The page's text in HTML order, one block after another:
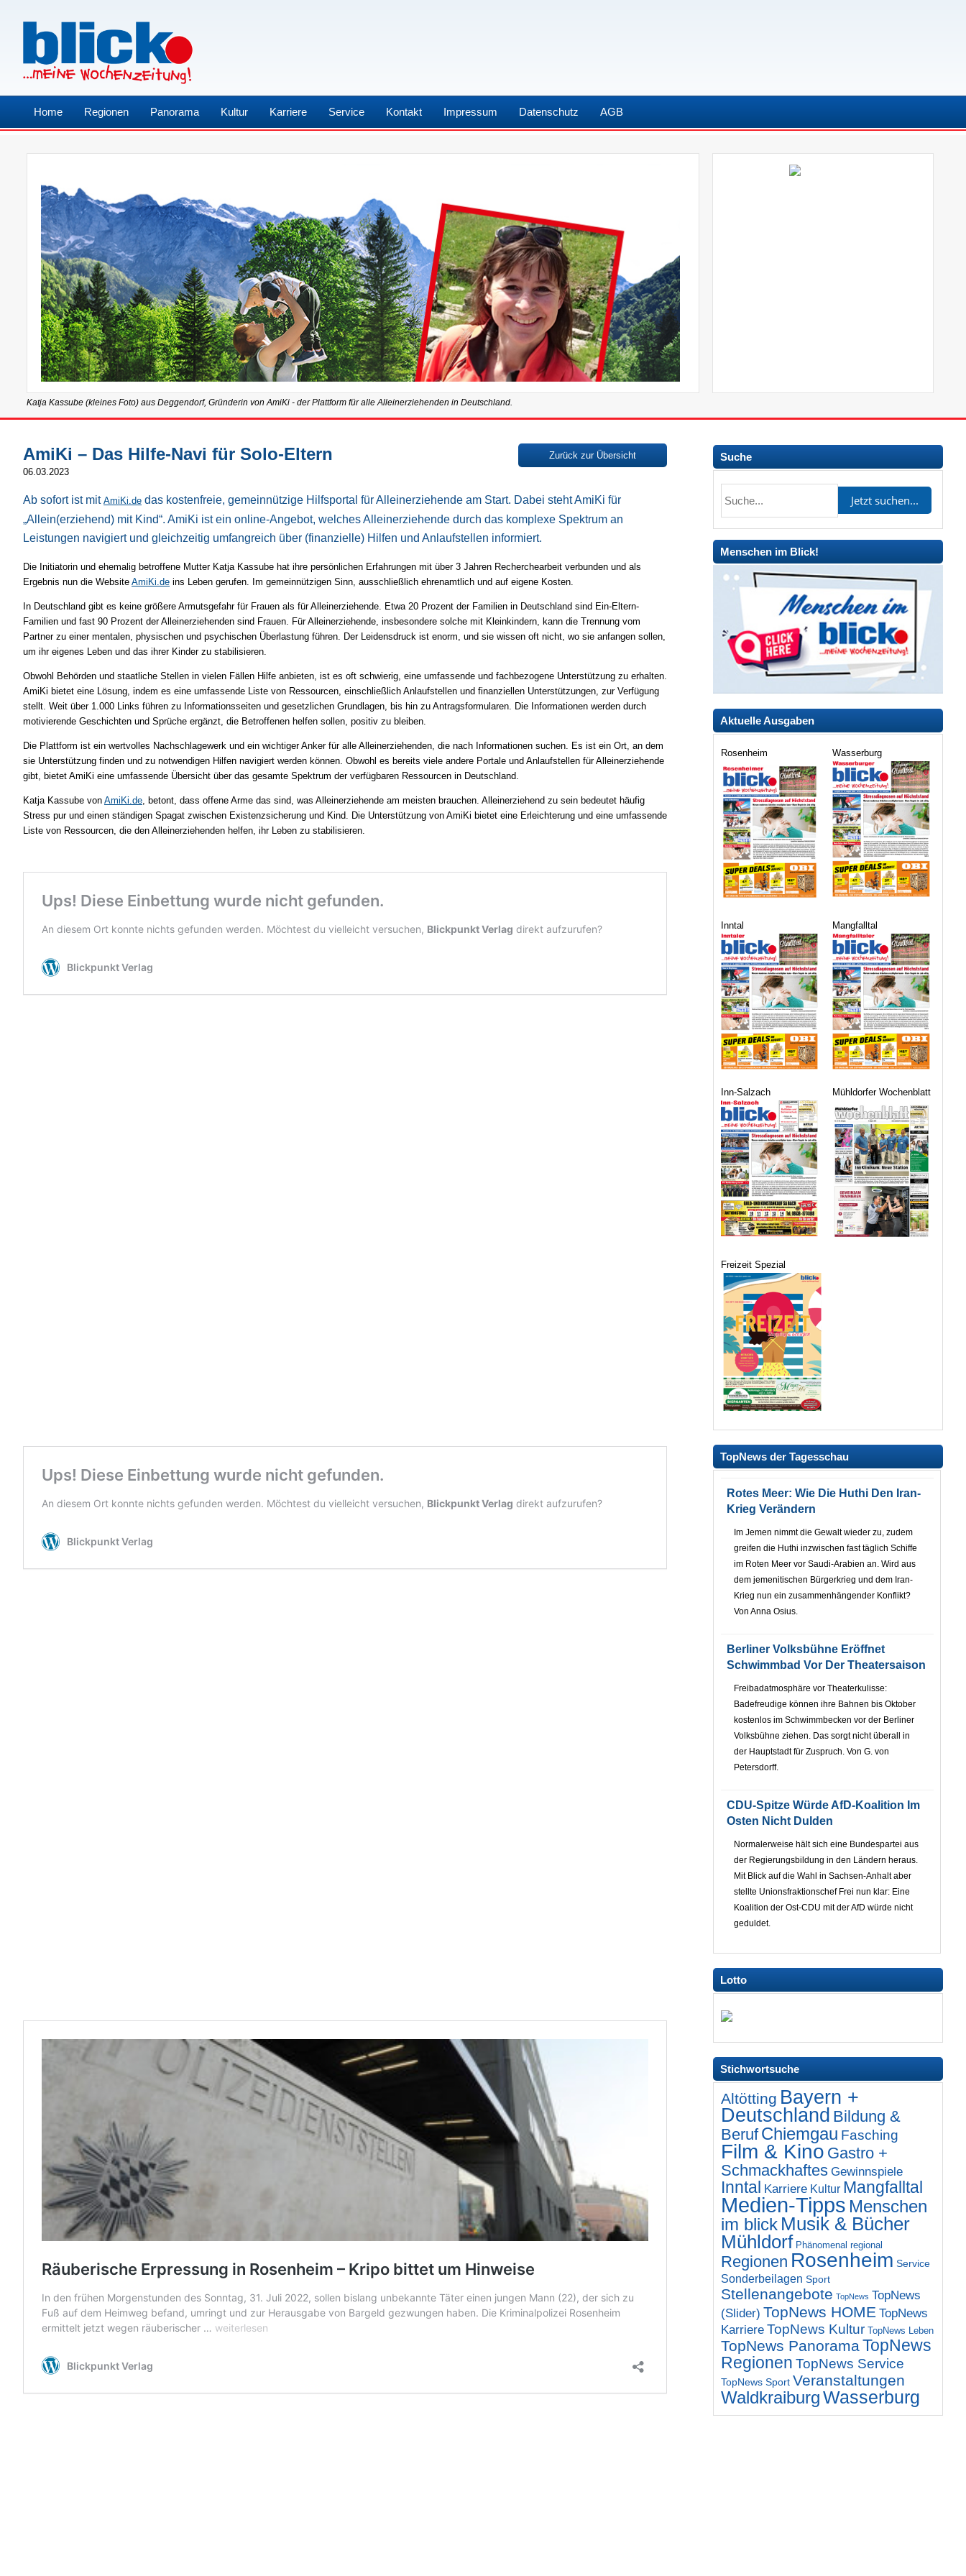
Home Regionen Panorama Kultur Karriere Service Kontakt Impressum Datenschutz AGB
Katja Kassube (kleines Foto) aus Deggendorf, Gründerin von AmiKi - der Plattform für alle Alleinerziehenden in Deutschland.
Zurück zur Übersicht
AmiKi – Das Hilfe-Navi für Solo-Eltern
06.03.2023
Ab sofort ist mit AmiKi.de das kostenfreie, gemeinnützige Hilfsportal für Alleinerziehende am Start. Dabei steht AmiKi für
„Allein(erziehend) mit Kind“. AmiKi ist ein online-Angebot, welches Alleinerziehende durch das komplexe Spektrum an
Leistungen navigiert und gleichzeitig umfangreich über (finanzielle) Hilfen und Anlaufstellen informiert.
Die Initiatorin und ehemalig betroffene Mutter Katja Kassube hat ihre persönlichen Erfahrungen mit über 3 Jahren Recherchearbeit verbunden und als
Ergebnis nun die Website AmiKi.de ins Leben gerufen. Im gemeinnützigen Sinn, ausschließlich ehrenamtlich und auf eigene Kosten.
In Deutschland gibt es keine größere Armutsgefahr für Frauen als für Alleinerziehende. Etwa 20 Prozent der Familien in Deutschland sind Ein-Eltern-
Familien und fast 90 Prozent der Alleinerziehenden sind Frauen. Für Alleinerziehende, insbesondere solche mit Kleinkindern, kann die Trennung vom
Partner zu einer mentalen, physischen und psychischen Überlastung führen. Der Leidensdruck ist enorm, und sie wissen oft nicht, wo sie anfangen sollen,
um ihr eigenes Leben und das ihrer Kinder zu stabilisieren.
Obwohl Behörden und staatliche Stellen in vielen Fällen Hilfe anbieten, ist es oft schwierig, eine umfassende und fachbezogene Unterstützung zu erhalten.
AmiKi bietet eine Lösung, indem es eine umfassende Liste von Ressourcen, einschließlich Anlaufstellen und finanziellen Unterstützungen, zur Verfügung
stellt. Weit über 1.000 Links führen zu Informationsseiten und gesetzlichen Grundlagen, bis hin zu Antragsformularen. Die Informationen werden durch
motivierende Geschichten und Sprüche ergänzt, die Betroffenen helfen sollen, positiv zu bleiben.
Die Plattform ist ein wertvolles Nachschlagewerk und ein wichtiger Anker für alle Alleinerziehenden, die nach Informationen suchen. Es ist ein Ort, an dem
sie Unterstützung finden und zu notwendigen Hilfen navigiert werden können. Obwohl es bereits viele andere Portale und Anlaufstellen für Alleinerziehende
gibt, bietet AmiKi eine umfassende Übersicht über das gesamte Spektrum der verfügbaren Ressourcen in Deutschland.
Katja Kassube von AmiKi.de , betont, dass offene Arme das sind, was Alleinerziehende am meisten brauchen. Alleinerziehend zu sein bedeutet häufig
Stress pur und einen ständigen Spagat zwischen Existenzsicherung und Kind. Die Unterstützung von AmiKi bietet eine Erleichterung und eine umfassende
Liste von Ressourcen, die den Alleinerziehenden helfen, ihr Leben zu stabilisieren.
Suche
Menschen im Blick!
Aktuelle Ausgaben
Rosenheim Wasserburg
Inntal Mangfalltal
Inn-Salzach Mühldorfer Wochenblatt
Freizeit Spezial
TopNews der Tagesschau
Rotes Meer: Wie Die Huthi Den Iran-
Krieg Verändern
Im Jemen nimmt die Gewalt wieder zu, zudem
greifen die Huthi inzwischen fast täglich Schiffe
im Roten Meer vor Saudi-Arabien an. Wird aus
dem jemenitischen Bürgerkrieg und dem Iran-
Krieg nun ein zusammenhängender Konflikt?
Von Anna Osius.
Berliner Volksbühne Eröffnet
Schwimmbad Vor Der Theatersaison
Freibadatmosphäre vor Theaterkulisse:
Badefreudige können ihre Bahnen bis Oktober
kostenlos im Schwimmbecken vor der Berliner
Volksbühne ziehen. Das sorgt nicht überall in
der Hauptstadt für Zuspruch. Von G. von
Petersdorff.
CDU-Spitze Würde AfD-Koalition Im
Osten Nicht Dulden
Normalerweise hält sich eine Bundespartei aus
der Regierungsbildung in den Ländern heraus.
Mit Blick auf die Wahl in Sachsen-Anhalt aber
stellte Unionsfraktionschef Frei nun klar: Eine
Koalition der Ost-CDU mit der AfD würde nicht
geduldet.
Lotto
Stichwortsuche
Altötting Bayern +
Deutschland Bildung &
Beruf Chiemgau Fasching
Film & Kino Gastro +
Schmackhaftes Gewinnspiele
Inntal Karriere Kultur Mangfalltal
Medien-Tipps Menschen
im blick Musik & Bücher
Mühldorf Phänomenal regional
Regionen Rosenheim Service
Sonderbeilagen Sport
Stellenangebote TopNews TopNews
(Slider) TopNews HOME TopNews
Karriere TopNews Kultur TopNews Leben
TopNews PanoramaTopNews
Regionen TopNews Service
TopNews Sport Veranstaltungen
WaldkraiburgWasserburg